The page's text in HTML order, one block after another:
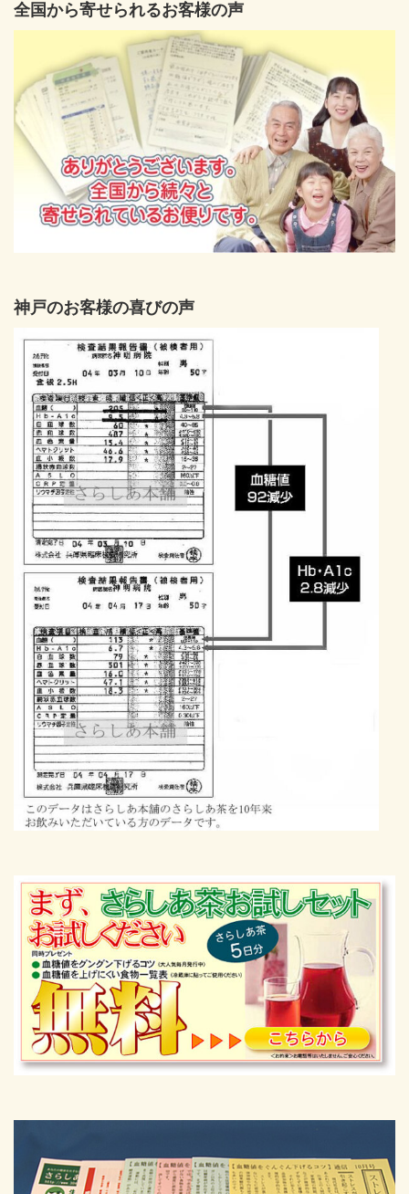
全国から寄せられるお客様の声
神戸のお客様の喜びの声